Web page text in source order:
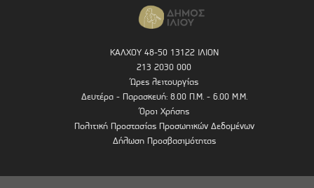
ΚΑΛΧΟΥ 48-50 13122 ΙΛΙΟΝ
213 2030 000
Ώρες λειτουργίας
Δευτέρα - Παρασκευή: 8.00 Π.Μ. - 6.00 Μ.Μ.
Όροι Χρήσης
Πολιτική Προστασίας Προσωπικών Δεδομένων
Δήλωση Προσβασιμότητας